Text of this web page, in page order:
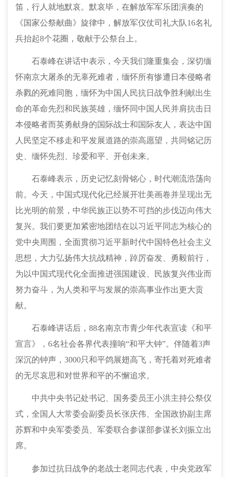
笛，行人就地默哀。默哀毕，在解放军军乐团演奏的
《国家公祭献曲》旋律中，解放军仪仗司礼大队16名礼
兵抬起8个花圈，敬献于公祭台上。
石泰峰在讲话中表示，今天我们隆重集会，深切缅
怀南京大屠杀的无辜死难者，缅怀所有惨遭日本侵略者
杀戮的死难同胞，缅怀为中国人民抗日战争胜利献出生
命的革命先烈和民族英雄，缅怀同中国人民并肩抗击日
本侵略者而英勇献身的国际战士和国际友人，表达中国
人民坚定不移走和平发展道路的崇高愿望，共同铭记历
史、缅怀先烈、珍爱和平、开创未来。
石泰峰表示，历史记忆刻骨铭心，时代潮流浩荡向
前。今天，中国式现代化已经展开壮美画卷并呈现出无
比光明的前景，中华民族正以势不可挡的步伐迈向伟大
复兴。我们要更加紧密地团结在以习近平同志为核心的
党中央周围，全面贯彻习近平新时代中国特色社会主义
思想，大力弘扬伟大抗战精神，踔厉奋发、勇毅前行，
为以中国式现代化全面推进强国建设、民族复兴伟业而
努力奋斗，为人类和平与发展的崇高事业作出更大贡
献。
石泰峰讲话后，88名南京市青少年代表宣读《和平
宣言》，6名社会各界代表撞响“和平大钟”。伴随着3声
深沉的钟声，3000只和平鸽展翅高飞，寄托着对死难者
的无尽哀思和对世界和平的不懈追求。
中共中央书记处书记、国务委员王小洪主持公祭仪
式，全国人大常委会副委员长张庆伟、全国政协副主席
苏辉和中央军委委员、军委联合参谋部参谋长刘振立出
席。
参加过抗日战争的老战士老同志代表，中央党政军